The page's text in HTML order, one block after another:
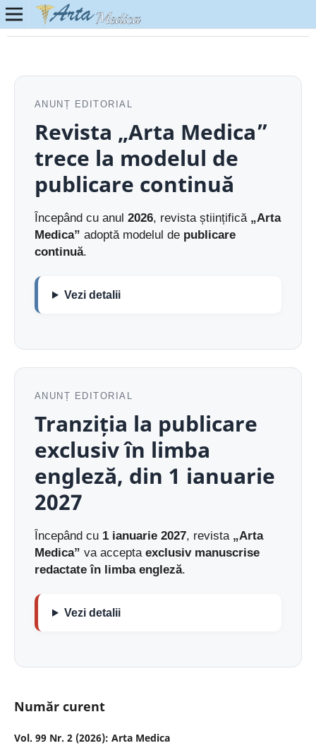
ANUNȚ EDITORIAL
Revista „Arta Medica”
trece la modelul de
publicare continuă
Începând cu anul 2026, revista științifică „Arta
Medica” adoptă modelul de publicare
continuă.
Vezi detalii
ANUNȚ EDITORIAL
Tranziția la publicare
exclusiv în limba
engleză, din 1 ianuarie
2027
Începând cu 1 ianuarie 2027, revista „Arta
Medica” va accepta exclusiv manuscrise
redactate în limba engleză.
Vezi detalii
Număr curent
Vol. 99 Nr. 2 (2026): Arta Medica